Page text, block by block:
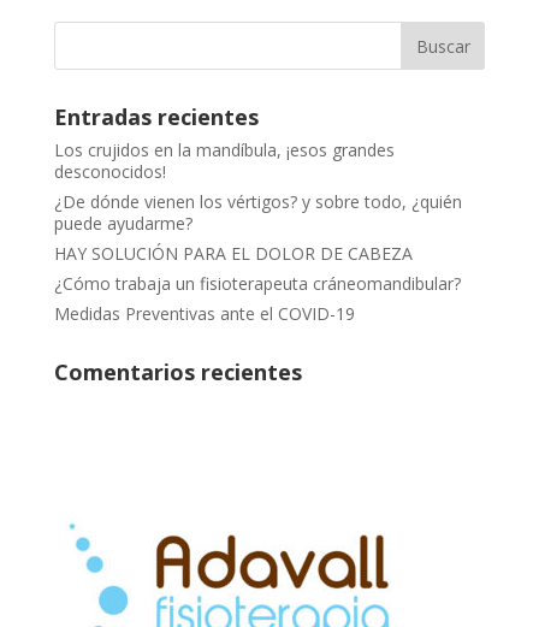
Entradas recientes
Los crujidos en la mandíbula, ¡esos grandes
desconocidos!
¿De dónde vienen los vértigos? y sobre todo, ¿quién
puede ayudarme?
HAY SOLUCIÓN PARA EL DOLOR DE CABEZA
¿Cómo trabaja un fisioterapeuta cráneomandibular?
Medidas Preventivas ante el COVID-19
Comentarios recientes